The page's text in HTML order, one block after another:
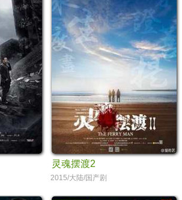
灵魂摆渡2
2015/大陆/国产剧